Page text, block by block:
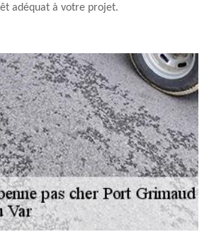
adéquat à votre projet.